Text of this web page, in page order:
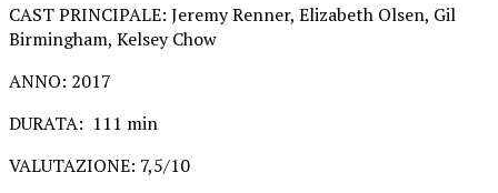
CAST PRINCIPALE: Jeremy Renner, Elizabeth Olsen, Gil
Birmingham, Kelsey Chow
ANNO: 2017
DURATA: 111 min
VALUTAZIONE: 7,5/10